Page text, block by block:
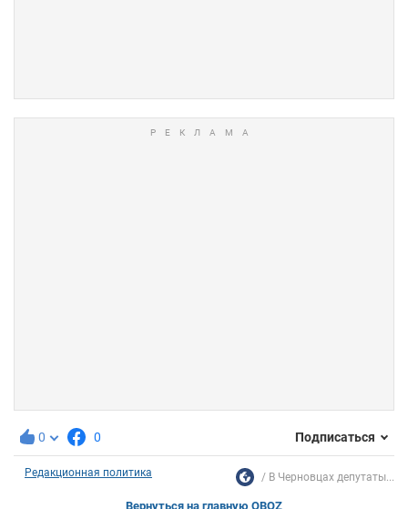
0 0 Подписаться
Редакционная политика В Черновцах депутаты...
Вернуться на главную OBOZ